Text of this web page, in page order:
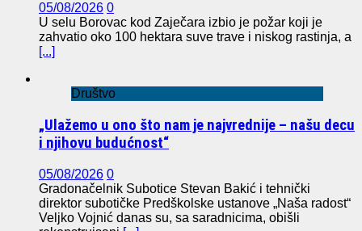
05/08/2026 0
U selu Borovac kod Zaječara izbio je požar koji je
zahvatio oko 100 hektara suve trave i niskog rastinja, a
[...]
Društvo
„Ulažemo u ono što nam je najvrednije – našu decu
i njihovu budućnost“
05/08/2026 0
Gradonačelnik Subotice Stevan Bakić i tehnički
direktor subotičke Predškolske ustanove „Naša radost“
Veljko Vojnić danas su, sa saradnicima, obišli